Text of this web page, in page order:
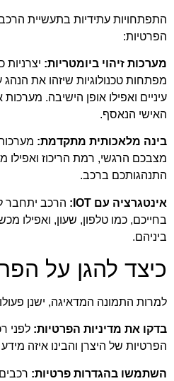
התפתחויות עתידיות בתעשיית
הפרטיות:
מערכות זיהוי ביומטריות:
מפתחות טכנולוגיות שיזהו את
עיניים ואפילו אופן הישיבה.
האישי הנאסף.
בינה מלאכותית מתקדמת:
מצבכם הרגשי, רמת הריכוז
התנהגותכם ברכב.
אינטגרציה עם IOT:
הרכב יתחבר
בחייכם, כמו טלפון, שעון, ואפילו
ביניהם.
כיצד להגן על
למרות התמונה המדאיגה, ישנן
בדקו את מדיניות הפרטיות: לפני
הפרטיות של היצרן והבינו איזה
השתמשו בהגדרות פרטיות: